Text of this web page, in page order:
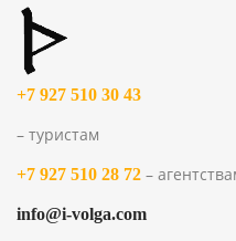
+7 927 510 30 43
– туристам
+7 927 510 28 72 –
info@i-volga.com